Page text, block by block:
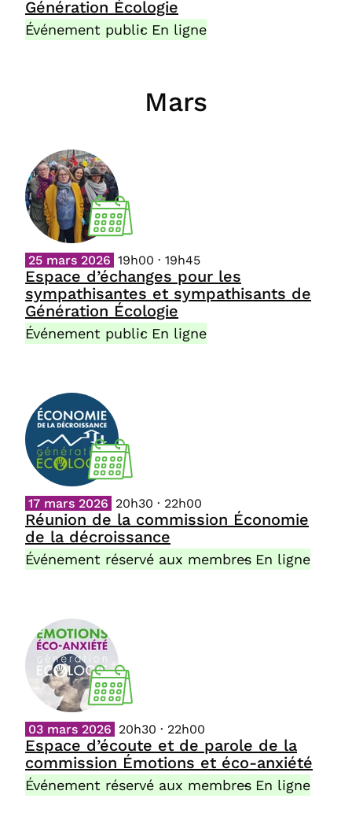
Génération Écologie
Événement public En ligne
Mars
Espace d’échanges pour les
sympathisantes et sympathisants de
Génération Écologie
25 mars 2026 19h00 · 19h45
Événement public En ligne
Réunion de la commission Économie
de la décroissance
17 mars 2026 20h30 · 22h00
Événement réservé aux membres En ligne
Espace d’écoute et de parole de la
commission Émotions et éco-anxiété
03 mars 2026 20h30 · 22h00
Événement réservé aux membres En ligne